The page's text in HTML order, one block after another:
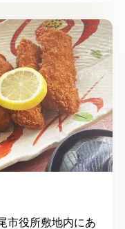
市役所敷地内にあ